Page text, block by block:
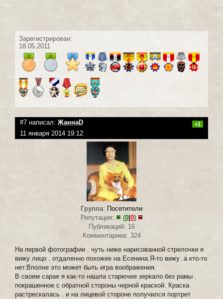
Зарегистрирован:
18.05.2011
#7 написал: ЖаннаD +1
11 января 2014 19:12
Группа: Посетители
Репутация:
(0| 0)
Публикаций: 16
Комментариев: 324
На первой фотографии . чуть ниже нарисованной стрелочки я
вижу лицо . отдаленно похожее на Есенина.Я-то вижу .а кто-то
нет.Вполне это может быть игра воображения.
В своем сарае я как-то нашла старючее зеркало без рамы .
покрашенное с обратной стороны черной краской. Краска
растрескалась . и на лицевой стороне получился портрет